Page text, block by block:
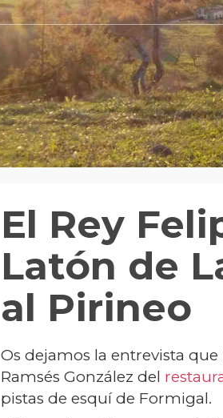
El Rey
Latón de
al Pirineo
Os dejamos la entrevista
Ramsés González del
pistas de esquí de Formigal.